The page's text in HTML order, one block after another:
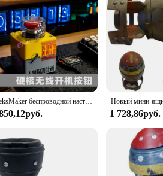
facility manager, or a wholesale vendor
your items stand out, while the high-quality
The tags come in a variety of sizes, making
and adaptable to your specific needs. Their
fitness centers, and gyms where
is both practical and stylish, aligning
EleksMaker беспроводной настольный компьютер Запуск хоста Главная Кнопка выбора Сделай Сам Nuke внешний Anti-cat Stomp Переключатель EVA
1 728,86руб.